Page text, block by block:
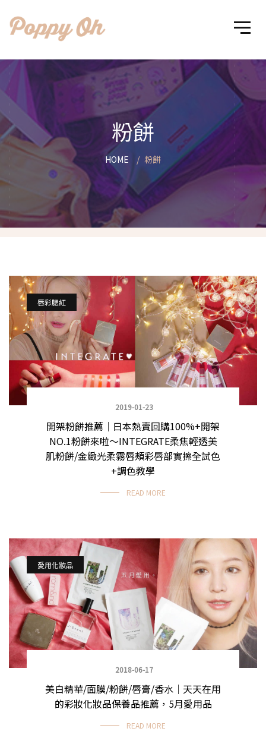
粉餅
HOME 粉餅
唇彩腮紅
2019-01-23
開架粉餅推薦｜日本熱賣回購100%+開架
NO.1粉餅來啦～INTEGRATE柔焦輕透美
肌粉餅/金緻光柔霧唇頰彩唇部實擦全試色
+調色教學
READ MORE
愛用化妝品
2018-06-17
美白精華/面膜/粉餅/唇膏/香水｜天天在用
的彩妝化妝品保養品推薦，5月愛用品
READ MORE